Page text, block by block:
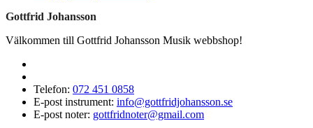
Gottfrid Johansson
Välkommen till Gottfrid Johansson Musik webbshop!
Telefon: 072 451 0858
E-post instrument: info@gottfridjohansson.se
E-post noter: gottfridnoter@gmail.com